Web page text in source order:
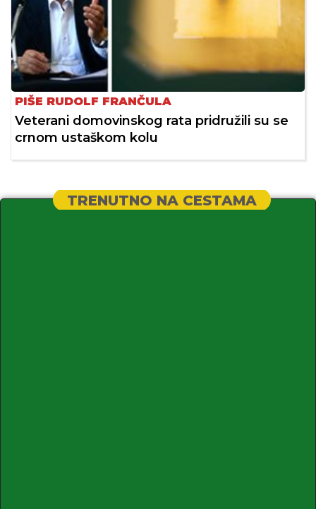
PIŠE RUDOLF FRANČULA
Veterani domovinskog rata pridružili su se
crnom ustaškom kolu
TRENUTNO NA CESTAMA